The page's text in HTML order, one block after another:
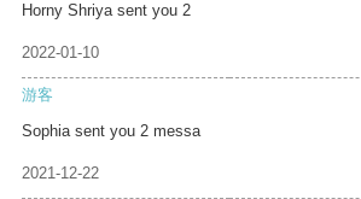
Horny Shriya sent you 2
2022-01-10
游客
Sophia sent you 2 messa
2021-12-22